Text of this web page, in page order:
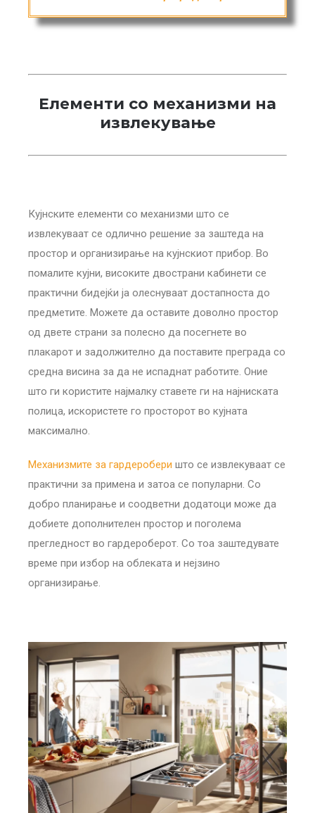
Елементи со механизми на
извлекување
Кујнските елементи со механизми што се
извлекуваат се одлично решение за заштеда на
простор и организирање на кујнскиот прибор. Во
помалите кујни, високите двострани кабинети се
практични бидејќи ја олеснуваат достапноста до
предметите. Можете да оставите доволно простор
од двете страни за полесно да посегнете во
плакарот и задолжително да поставите преграда со
средна висина за да не испаднат работите. Оние
што ги користите најмалку ставете ги на најниската
полица, искористете го просторот во кујната
максимално.
Механизмите за гардеробери што се извлекуваат се
практични за примена и затоа се популарни. Со
добро планирање и соодветни додатоци може да
добиете дополнителен простор и поголема
прегледност во гардероберот. Со тоа заштедувате
време при избор на облеката и нејзино
организирање.